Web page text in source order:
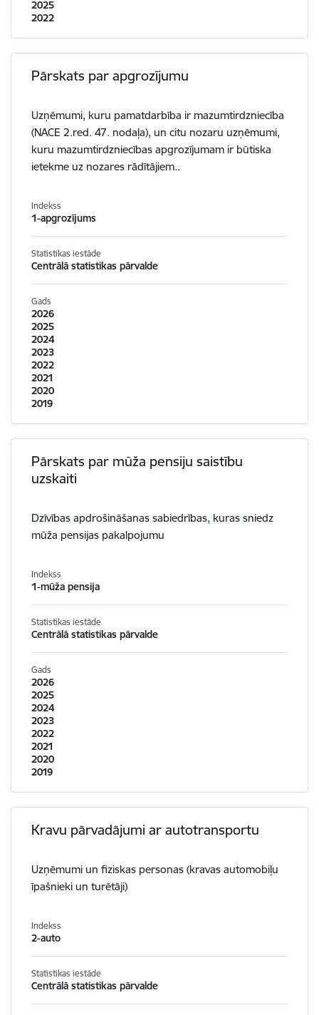
2025
2022
Pārskats par apgrozījumu
Uzņēmumi, kuru pamatdarbība ir mazumtirdzniecība
(NACE 2.red. 47. nodaļa), un citu nozaru uzņēmumi,
kuru mazumtirdzniecības apgrozījumam ir būtiska
ietekme uz nozares rādītājiem..
Indekss
1-apgrozījums
Statistikas iestāde
Centrālā statistikas pārvalde
Gads
2026
2025
2024
2023
2022
2021
2020
2019
Pārskats par mūža pensiju saistību
uzskaiti
Dzīvības apdrošināšanas sabiedrības, kuras sniedz
mūža pensijas pakalpojumu
Indekss
1-mūža pensija
Statistikas iestāde
Centrālā statistikas pārvalde
Gads
2026
2025
2024
2023
2022
2021
2020
2019
Kravu pārvadājumi ar autotransportu
Uzņēmumi un fiziskas personas (kravas automobiļu
īpašnieki un turētāji)
Indekss
2-auto
Statistikas iestāde
Centrālā statistikas pārvalde